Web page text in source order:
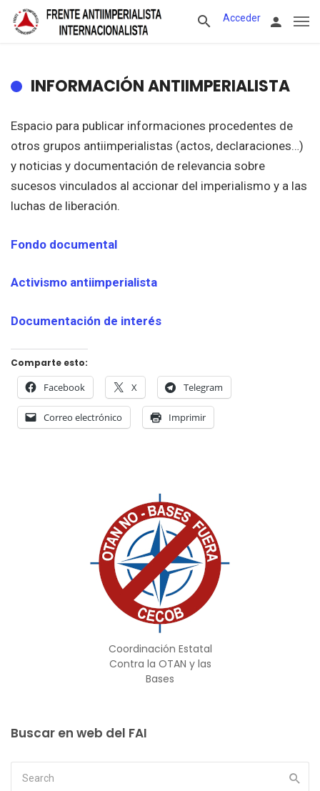
Acceder
INFORMACIÓN ANTIIMPERIALISTA
Espacio para publicar informaciones procedentes de
otros grupos antiimperialistas (actos, declaraciones…)
y noticias y documentación de relevancia sobre
sucesos vinculados al accionar del imperialismo y a las
luchas de liberación.
Fondo documental
Activismo antiimperialista
Documentación de interés
Comparte esto:
Facebook X Telegram
Correo electrónico Imprimir
Coordinación Estatal
Contra la OTAN y las
Bases
Buscar en web del FAI